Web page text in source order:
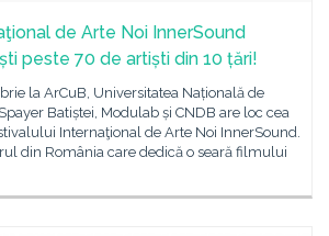
de Arte Noi InnerSound
peste 70 de artiști din 10 țări!
la ArCuB, Universitatea Națională de
Batiștei, Modulab și CNDB are loc cea
Internaţional de Arte Noi InnerSound.
din România care dedică o seară filmului